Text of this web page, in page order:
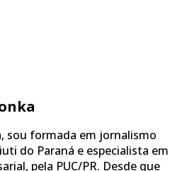
sou formada em jornalismo
do Paraná e especialista em
pela PUC/PR. Desde que